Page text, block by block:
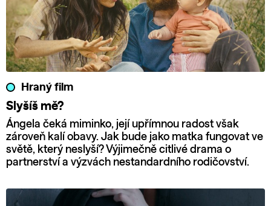
Hraný film
Slyšíš mě?
Ángela čeká miminko, její upřímnou radost však
zároveň kalí obavy. Jak bude jako matka fungovat ve
světě, který neslyší? Výjimečně citlivé drama o
partnerství a výzvách nestandardního rodičovství.